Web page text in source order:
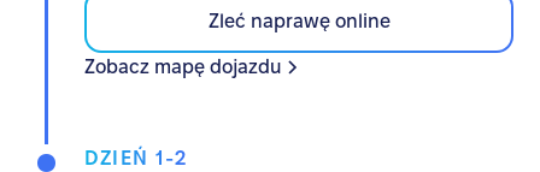
Zleć naprawę online
Zobacz mapę dojazdu
DZIEŃ 1-2